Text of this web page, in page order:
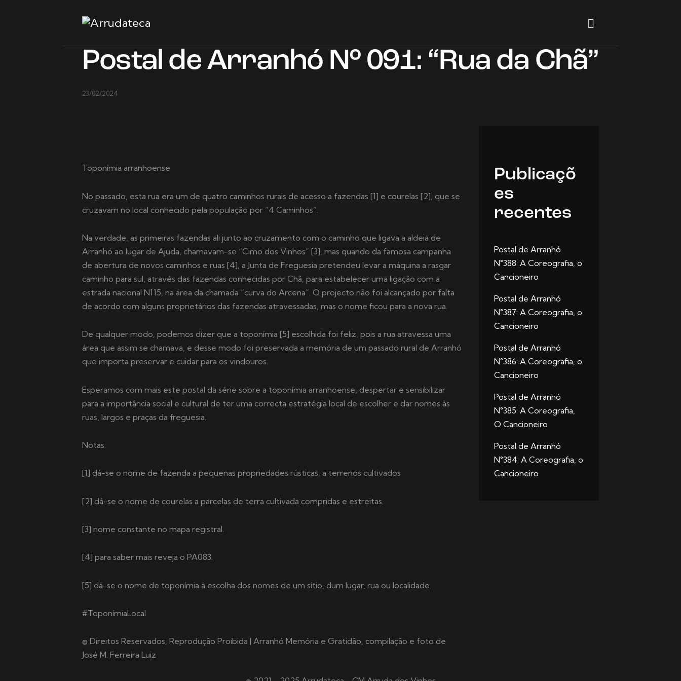
Postal de Arranhó N° 091: “Rua da Chã”
23/02/2024
Toponímia arranhoense
No passado, esta rua era um de quatro caminhos rurais de acesso a fazendas [1] e courelas [2], que se
cruzavam no local conhecido pela população por “4 Caminhos”.
Na verdade, as primeiras fazendas ali junto ao cruzamento com o caminho que ligava a aldeia de
Arranhó ao lugar de Ajuda, chamavam-se “Cimo dos Vinhos” [3], mas quando da famosa campanha
de abertura de novos caminhos e ruas [4], a Junta de Freguesia pretendeu levar a máquina a rasgar
caminho para sul, através das fazendas conhecidas por Chã, para estabelecer uma ligação com a
estrada nacional N115, na área da chamada “curva do Arcena”. O projecto não foi alcançado por falta
de acordo com alguns proprietários das fazendas atravessadas, mas o nome ficou para a nova rua.
De qualquer modo, podemos dizer que a toponímia [5] escolhida foi feliz, pois a rua atravessa uma
área que assim se chamava, e desse modo foi preservada a memória de um passado rural de Arranhó
que importa preservar e cuidar para os vindouros.
Esperamos com mais este postal da série sobre a toponímia arranhoense, despertar e sensibilizar
para a importância social e cultural de ter uma correcta estratégia local de escolher e dar nomes às
ruas, largos e praças da freguesia.
Notas:
[1] dá-se o nome de fazenda a pequenas propriedades rústicas, a terrenos cultivados
[2] dá-se o nome de courelas a parcelas de terra cultivada compridas e estreitas.
[3] nome constante no mapa registral.
[4] para saber mais reveja o PA083.
[5] dá-se o nome de toponímia à escolha dos nomes de um sítio, dum lugar, rua ou localidade.
#ToponímiaLocal
© Direitos Reservados, Reprodução Proibida | Arranhó Memória e Gratidão, compilação e foto de
José M. Ferreira Luiz
Publicaçõ
es
recentes
Postal de Arranhó
N°388: A Coreografia, o
Cancioneiro
Postal de Arranhó
N°387: A Coreografia, o
Cancioneiro
Postal de Arranhó
N°386: A Coreografia, o
Cancioneiro
Postal de Arranhó
N°385: A Coreografia,
O Cancioneiro
Postal de Arranhó
N°384: A Coreografia, o
Cancioneiro